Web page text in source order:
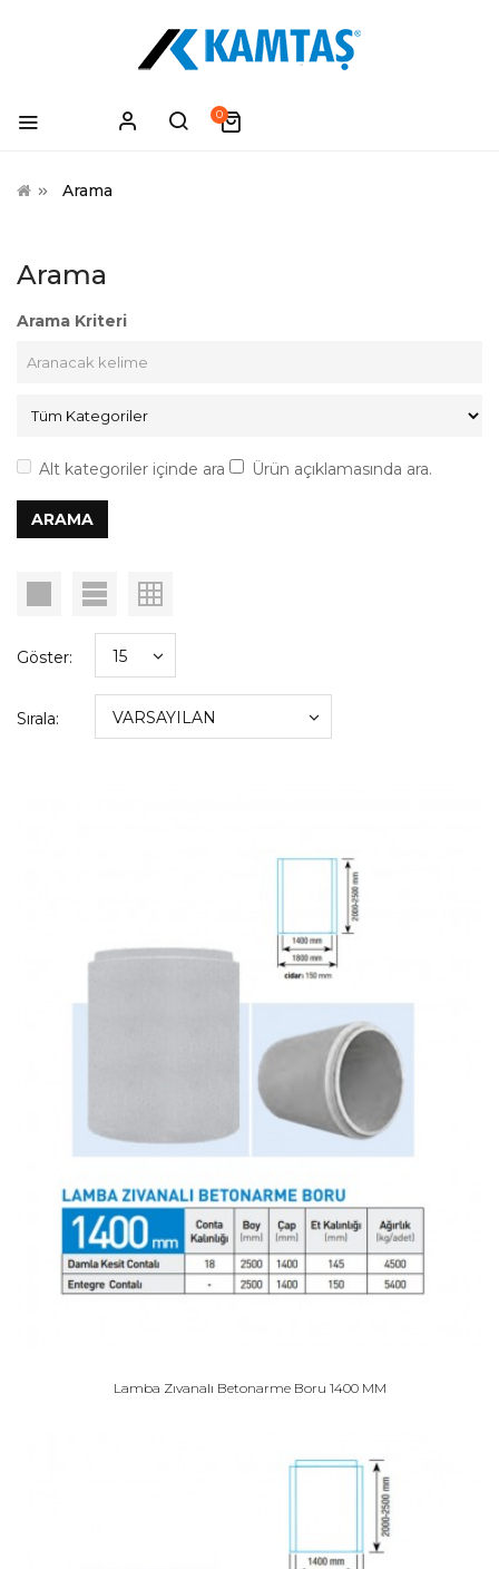
0
Arama
Arama
Arama Kriteri
Alt kategoriler içinde ara Ürün açıklamasında ara.
Göster:
Sırala:
Lamba Zıvanalı Betonarme Boru 1400 MM